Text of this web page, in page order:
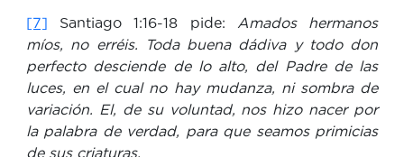
[7] Santiago 1:16-18 pide: Amados hermanos
míos, no erréis. Toda buena dádiva y todo don
perfecto desciende de lo alto, del Padre de las
luces, en el cual no hay mudanza, ni sombra de
variación. El, de su voluntad, nos hizo nacer por
la palabra de verdad, para que seamos primicias
de sus criaturas.